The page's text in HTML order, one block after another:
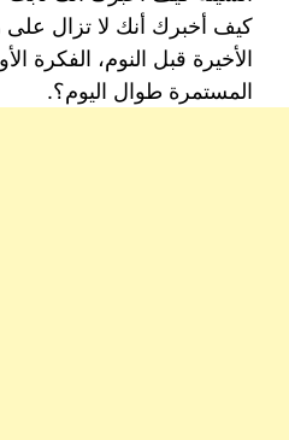
كيف أخبرك أنك لا تزال
الأخيرة قبل النوم، الفكرة
المستمرة طوال اليوم؟.